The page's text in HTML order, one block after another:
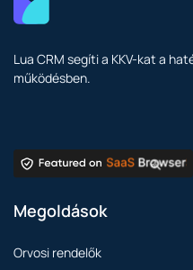
Lua CRM segíti a KKV-kat a
működésben.
Megoldások
Orvosi rendelők